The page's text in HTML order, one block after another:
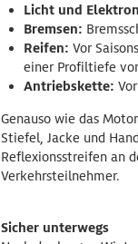
Licht und
Bremsen:
Reifen: Vor
einer Profiltiefe
Antriebskette:
Genauso wie das
Stiefel, Jacke und
Reflexionsstreifen an
Verkehrsteilnehmer.
Sicher unterwegs